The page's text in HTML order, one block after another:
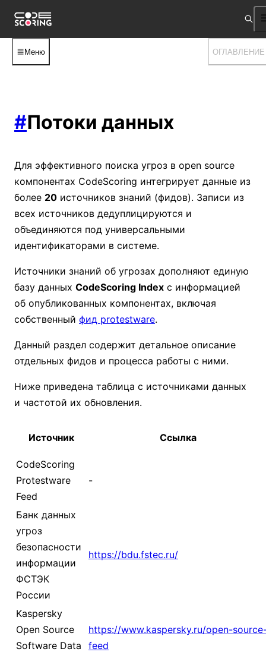
Меню ОГЛАВЛЕНИЕ
#Потоки данных
Для эффективного поиска угроз в open source
компонентах CodeScoring интегрирует данные из
более 20 источников знаний (фидов). Записи из
всех источников дедуплицируются и
объединяются под универсальными
идентификаторами в системе.
Источники знаний об угрозах дополняют единую
базу данных CodeScoring Index с информацией
об опубликованных компонентах, включая
собственный фид protestware.
Данный раздел содержит детальное описание
отдельных фидов и процесса работы с ними.
Ниже приведена таблица с источниками данных
и частотой их обновления.
Источник Ссылка
CodeScoring
Protestware
Feed
-
Банк данных
угроз
безопасности
информации
ФСТЭК
России
https://bdu.fstec.ru/
Kaspersky
Open Source
Software Data
https://www.kaspersky.ru/open-
feed